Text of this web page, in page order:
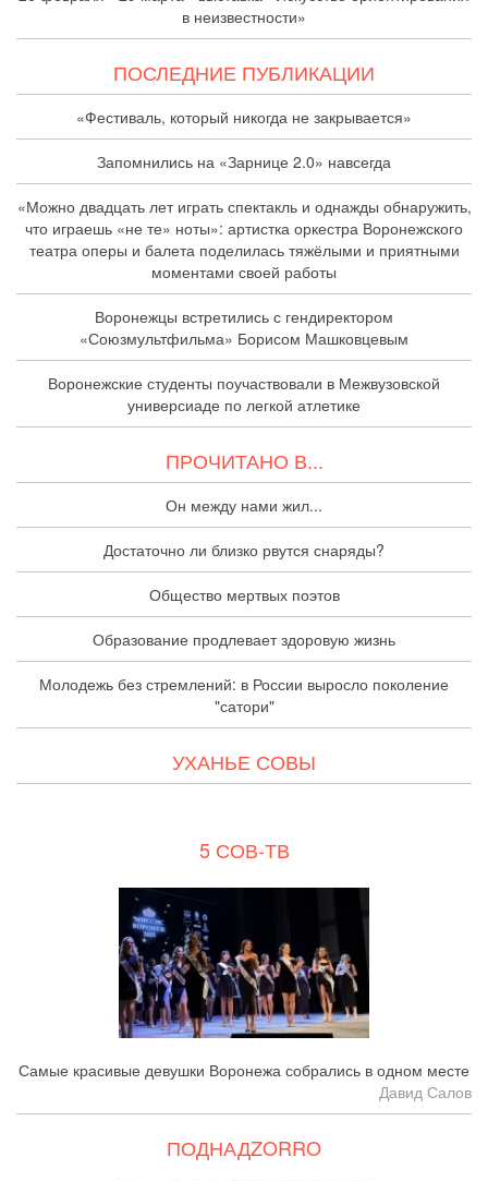
в неизвестности»
ПОСЛЕДНИЕ ПУБЛИКАЦИИ
«Фестиваль, который никогда не закрывается»
Запомнились на «Зарнице 2.0» навсегда
«Можно двадцать лет играть спектакль и однажды обнаружить,
что играешь «не те» ноты»: артистка оркестра Воронежского
театра оперы и балета поделилась тяжёлыми и приятными
моментами своей работы
Воронежцы встретились с гендиректором
«Союзмультфильма» Борисом Машковцевым
Воронежские студенты поучаствовали в Межвузовской
универсиаде по легкой атлетике
ПРОЧИТАНО В...
Он между нами жил...
Достаточно ли близко рвутся снаряды?
Общество мертвых поэтов
Образование продлевает здоровую жизнь
Молодежь без стремлений: в России выросло поколение
"сатори"
УХАНЬЕ СОВЫ
5 СОВ-ТВ
Самые красивые девушки Воронежа собрались в одном месте
Давид Салов
ПОДНАДZORRO